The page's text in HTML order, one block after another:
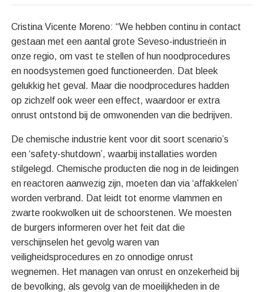
Cristina Vicente Moreno: “We hebben continu in contact
gestaan met een aantal grote Seveso-industrieën in
onze regio, om vast te stellen of hun noodprocedures
en noodsystemen goed functioneerden. Dat bleek
gelukkig het geval. Maar die noodprocedures hadden
op zichzelf ook weer een effect, waardoor er extra
onrust ontstond bij de omwonenden van die bedrijven.
De chemische industrie kent voor dit soort scenario’s
een ‘safety-shutdown’, waarbij installaties worden
stilgelegd. Chemische producten die nog in de leidingen
en reactoren aanwezig zijn, moeten dan via ‘affakkelen’
worden verbrand. Dat leidt tot enorme vlammen en
zwarte rookwolken uit de schoorstenen. We moesten
de burgers informeren over het feit dat die
verschijnselen het gevolg waren van
veiligheidsprocedures en zo onnodige onrust
wegnemen. Het managen van onrust en onzekerheid bij
de bevolking, als gevolg van de moeilijkheden in de